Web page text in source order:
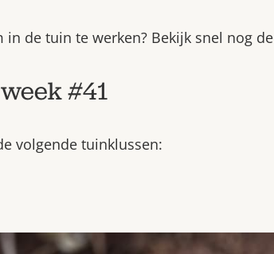
de tuin te werken? Bekijk snel nog de
#41
volgende tuinklussen: